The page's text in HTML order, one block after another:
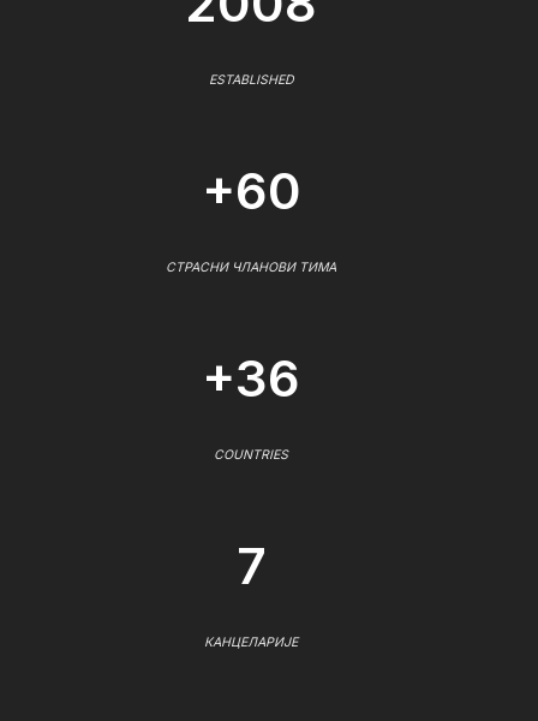
ESTABLISHED
+60
СТРАСНИ ЧЛАНОВИ ТИМА
+36
COUNTRIES
7
КАНЦЕЛАРИЈЕ